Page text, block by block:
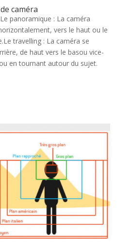
caméra
panoramique : La caméra
vers le haut ou le
travelling : La caméra se
de haut vers le basou vice-
en tournant autour du sujet.